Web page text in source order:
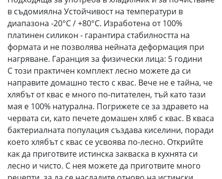
в съдомиялна Устойчивост на температури в
диапазона -20°C / +80°C. Изработена от 100%
платинен силикон - гарантира стабилността на
формата и не позволява нейната деформация при
нагряване. Гаранция за физически лица: 5 години
С този практичен комплект лесно можете да си
направите домашно тесто с квас. Вече не е тайна, че
хлябът от квас е много по-питателен, тъй като тази
мая е 100% натурална. Погрижете се за здравето на
червата си, като печете домашен хляб с квас. В кваса
бактериалната популация създава киселини, поради
което хлябът с квас се усвоява по-лесно. Открийте
как да приготвите истинска закваска в кухнята си
лесно и чисто. С нея можете да приготвите много